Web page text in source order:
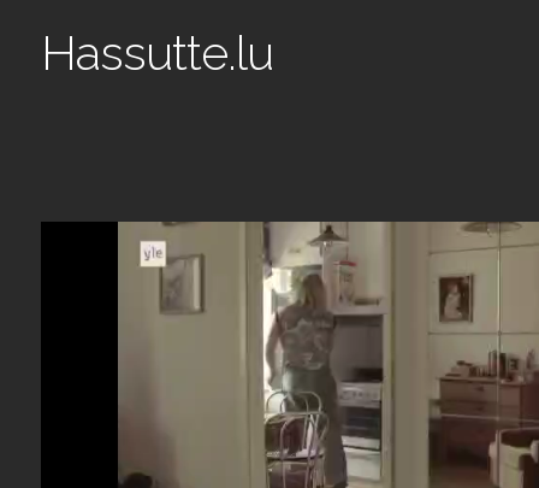
Hassutte.lu